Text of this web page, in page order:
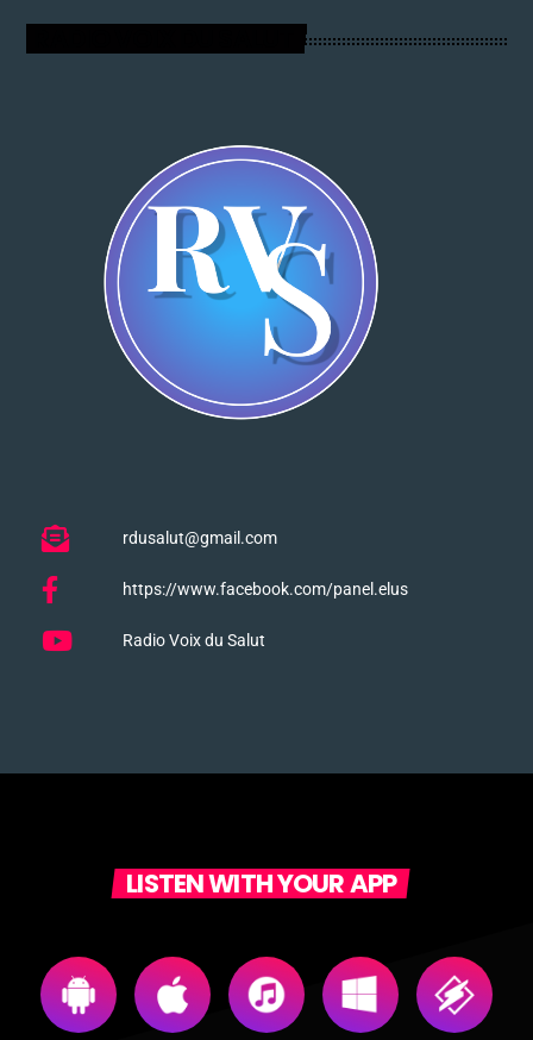
rdusalut@gmail.com
https://www.facebook.com/panel.elus
Radio Voix du Salut
LISTEN WITH YOUR APP